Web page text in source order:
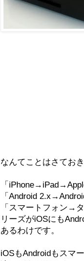
なんてことはさておき
「
「Android
「スマートフォン→
リーズがiOSにも
あるわけです。
iOSもAndroidもスマ